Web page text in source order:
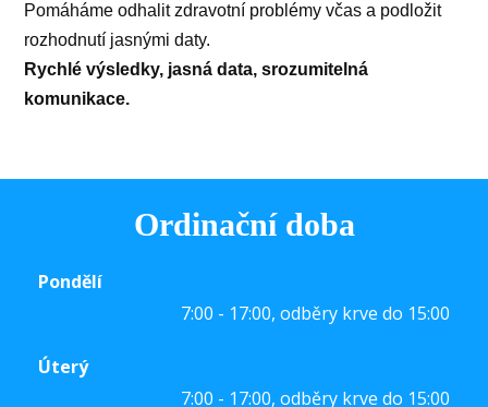
Pomáháme odhalit zdravotní problémy včas a podložit
rozhodnutí jasnými daty.
Rychlé výsledky, jasná data, srozumitelná
komunikace.
Ordinační doba
Pondělí
7:00 - 17:00, odběry krve do 15:00
Úterý
7:00 - 17:00, odběry krve do 15:00